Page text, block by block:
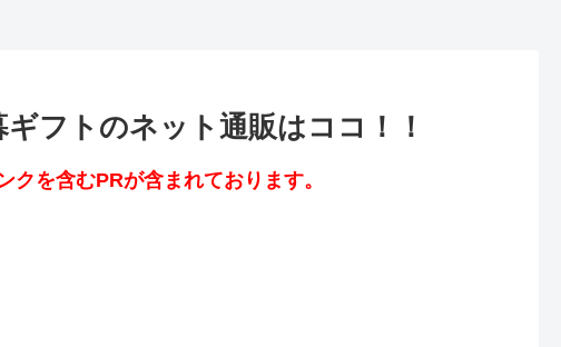
フトのネット通販はココ！！
を含むPRが含まれております。